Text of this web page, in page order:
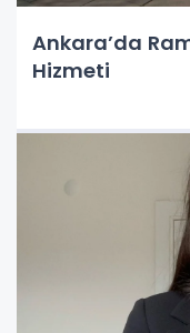
Ankara’da
Hizmeti